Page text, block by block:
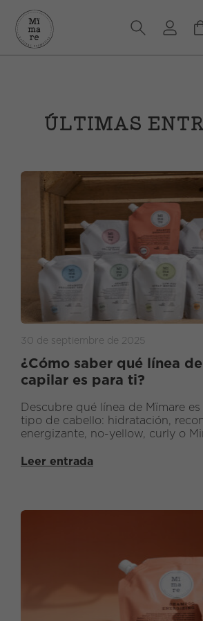
ÚLTIMAS
30 de septiembre de 2025
¿Cómo saber qué línea
capilar es para ti?
Descubre qué línea de Mïmare
tipo de cabello: hidratación,
energizante, no-yellow, curly o
Leer entrada